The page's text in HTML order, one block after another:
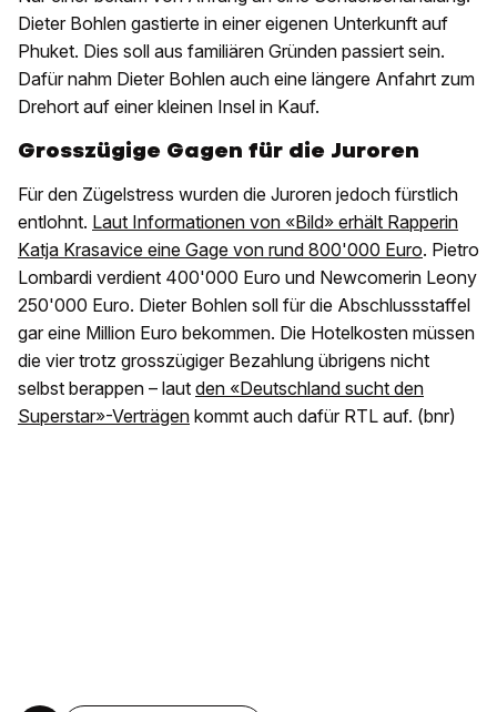
Dieter Bohlen gastierte in einer eigenen Unterkunft auf
Phuket. Dies soll aus familiären Gründen passiert sein.
Dafür nahm Dieter Bohlen auch eine längere Anfahrt zum
Drehort auf einer kleinen Insel in Kauf.
Grosszügige Gagen für die Juroren
Für den Zügelstress wurden die Juroren jedoch fürstlich
entlohnt. Laut Informationen von «Bild» erhält Rapperin
Katja Krasavice eine Gage von rund 800'000 Euro. Pietro
Lombardi verdient 400'000 Euro und Newcomerin Leony
250'000 Euro. Dieter Bohlen soll für die Abschlussstaffel
gar eine Million Euro bekommen. Die Hotelkosten müssen
die vier trotz grosszügiger Bezahlung übrigens nicht
selbst berappen – laut den «Deutschland sucht den
Superstar»-Verträgen kommt auch dafür RTL auf. (bnr)